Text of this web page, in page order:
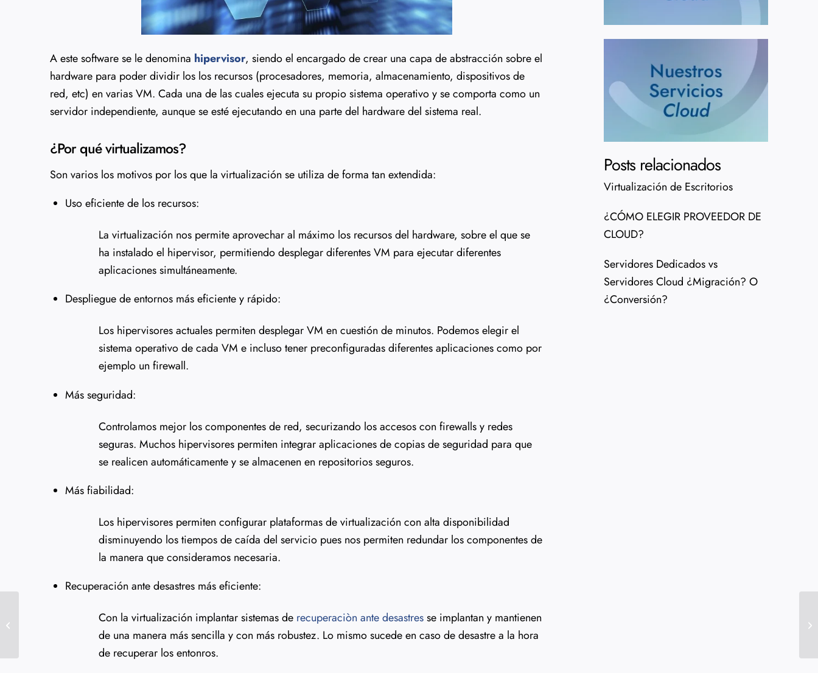
A este software se le denomina hipervisor, siendo el encargado de crear una capa de abstracción sobre el
hardware para poder dividir los los recursos (procesadores, memoria, almacenamiento, dispositivos de
red, etc) en varias VM. Cada una de las cuales ejecuta su propio sistema operativo y se comporta como un
servidor independiente, aunque se esté ejecutando en una parte del hardware del sistema real.
¿Por qué virtualizamos?
Son varios los motivos por los que la virtualización se utiliza de forma tan extendida:
Uso eficiente de los recursos:
La virtualización nos permite aprovechar al máximo los recursos del hardware, sobre el que se
ha instalado el hipervisor, permitiendo desplegar diferentes VM para ejecutar diferentes
aplicaciones simultáneamente.
Despliegue de entornos más eficiente y rápido:
Los hipervisores actuales permiten desplegar VM en cuestión de minutos. Podemos elegir el
sistema operativo de cada VM e incluso tener preconfiguradas diferentes aplicaciones como por
ejemplo un firewall.
Más seguridad:
Controlamos mejor los componentes de red, securizando los accesos con firewalls y redes
seguras. Muchos hipervisores permiten integrar aplicaciones de copias de seguridad para que
se realicen automáticamente y se almacenen en repositorios seguros.
Más fiabilidad:
Los hipervisores permiten configurar plataformas de virtualización con alta disponibilidad
disminuyendo los tiempos de caída del servicio pues nos permiten redundar los componentes de
la manera que consideramos necesaria.
Recuperación ante desastres más eficiente:
Con la virtualización implantar sistemas de recuperaciòn ante desastresse implantan y mantienen
de una manera más sencilla y con más robustez. Lo mismo sucede en caso de desastre a la hora
de recuperar los entonros.
Posts relacionados
Virtualización de Escritorios
¿CÓMO ELEGIR PROVEEDOR DE
CLOUD?
Servidores Dedicados vs
Servidores Cloud ¿Migración? O
¿Conversión?